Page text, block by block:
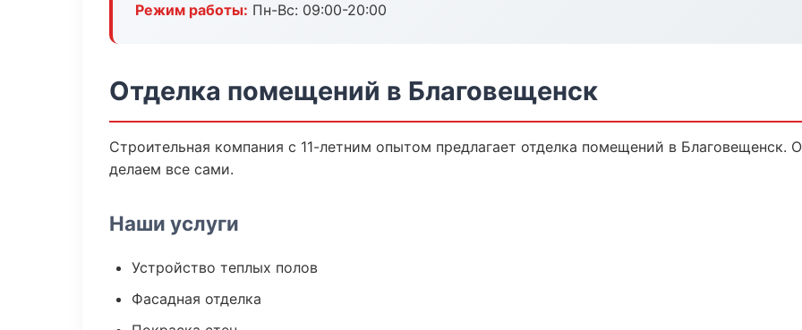
Режим работы: Пн-Вс: 09:00-20:00
Отделка помещений в Благовещенск
Строительная компания с 11-летним опытом предлагает отделка помещений в Благовещенск.
делаем все сами.
Наши услуги
Устройство теплых полов
Фасадная отделка